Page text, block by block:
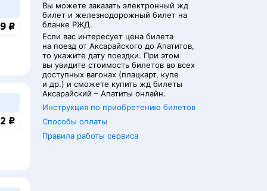
₽
₽
Вы можете заказать электронный жд
билет и железнодорожный билет на
бланке РЖД.
Если вас интересует цена билета
на поезд от Аксарайского до Апатитов,
то укажите дату поездки. При этом
вы увидите стоимость билетов во всех
доступных вагонах (плацкарт, купе
и др.) и сможете купить жд билеты
Аксарайский – Апатиты онлайн.
Инструкция по приобретению билетов
Способы оплаты
Правила работы сервиса